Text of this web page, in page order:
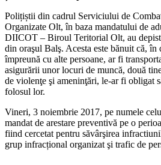
Polițiștii din cadrul Serviciului de
Organizate Olt, în baza mandatului de
DIICOT – Biroul Teritorial Olt, au
din oraşul Balş. Acesta este bănuit că, în
împreună cu alte persoane, ar fi
asigurării unor locuri de muncă, două
de violenţe şi ameninţări, le-ar fi obligat
folosul lor.
Vineri, 3 noiembrie 2017, pe numele
mandat de arestare preventivă pe o
fiind cercetat pentru săvârşirea
grup infracțional organizat şi trafic de